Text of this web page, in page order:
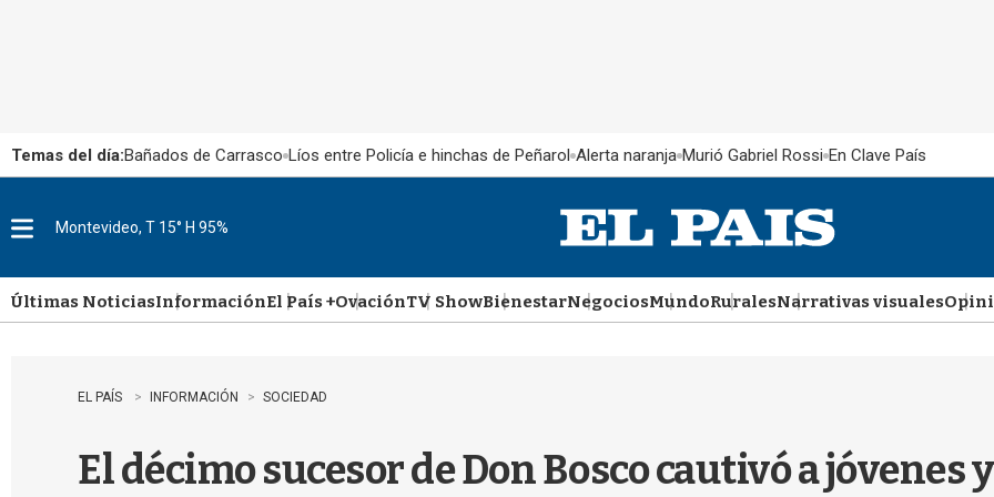
Temas del día:Bañados de Carrasco Líos entre Policía e hinchas de Peñarol Alerta naranja Murió Gabriel Rossi En Clave País
u
Montevideo, T 15° H 95%
Últimas NoticiasInformaciónEl País +OvaciónTV ShowBienestarNegociosMundoRuralesNarrativas visuales
EL PAÍS INFORMACIÓN SOCIEDAD
El décimo sucesor de Don Bosco cautivó a jóvenes